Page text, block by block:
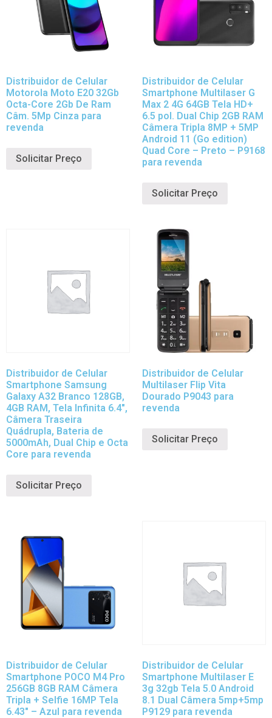
Distribuidor de Celular
Motorola Moto E20 32Gb
Octa-Core 2Gb De Ram
Câm. 5Mp Cinza para
revenda
Solicitar Preço
Distribuidor de Celular
Smartphone Multilaser G
Max 2 4G 64GB Tela HD+
6.5 pol. Dual Chip 2GB RAM
Câmera Tripla 8MP + 5MP
Android 11 (Go edition)
Quad Core – Preto – P9168
para revenda
Solicitar Preço
Distribuidor de Celular
Smartphone Samsung
Galaxy A32 Branco 128GB,
4GB RAM, Tela Infinita 6.4″,
Câmera Traseira
Quádrupla, Bateria de
5000mAh, Dual Chip e Octa
Core para revenda
Solicitar Preço
Distribuidor de Celular
Multilaser Flip Vita
Dourado P9043 para
revenda
Solicitar Preço
Distribuidor de Celular
Smartphone POCO M4 Pro
256GB 8GB RAM Câmera
Tripla + Selfie 16MP Tela
6.43″ – Azul para revenda
Distribuidor de Celular
Smartphone Multilaser E
3g 32gb Tela 5.0 Android
8.1 Dual Câmera 5mp+5mp
P9129 para revenda